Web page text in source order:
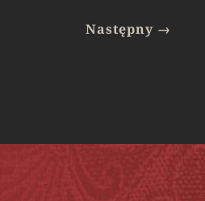
Następny→